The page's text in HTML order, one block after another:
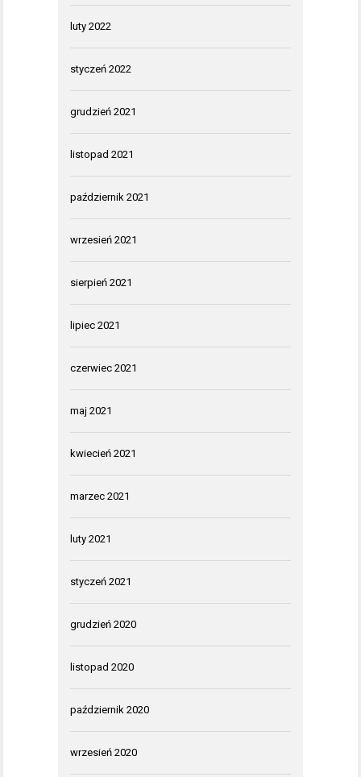
luty 2022
styczeń 2022
grudzień 2021
listopad 2021
październik 2021
wrzesień 2021
sierpień 2021
lipiec 2021
czerwiec 2021
maj 2021
kwiecień 2021
marzec 2021
luty 2021
styczeń 2021
grudzień 2020
listopad 2020
październik 2020
wrzesień 2020